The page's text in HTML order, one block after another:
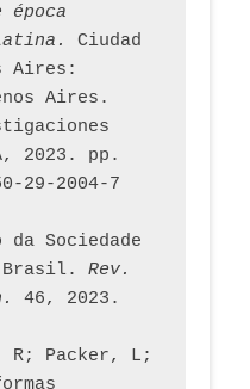
época
Ciudad
Aires:
Aires.
2023. pp.
29-2004-7
da Sociedade
Brasil. Rev.
R; Packer, L;